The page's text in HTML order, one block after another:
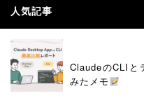
人気記事
ClaudeのCLIと
みたメモ